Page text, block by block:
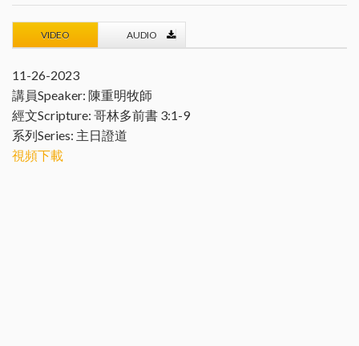
VIDEO AUDIO
11-26-2023
講員Speaker: 陳重明牧師
經文Scripture: 哥林多前書 3:1-9
系列Series: 主日證道
視頻下載